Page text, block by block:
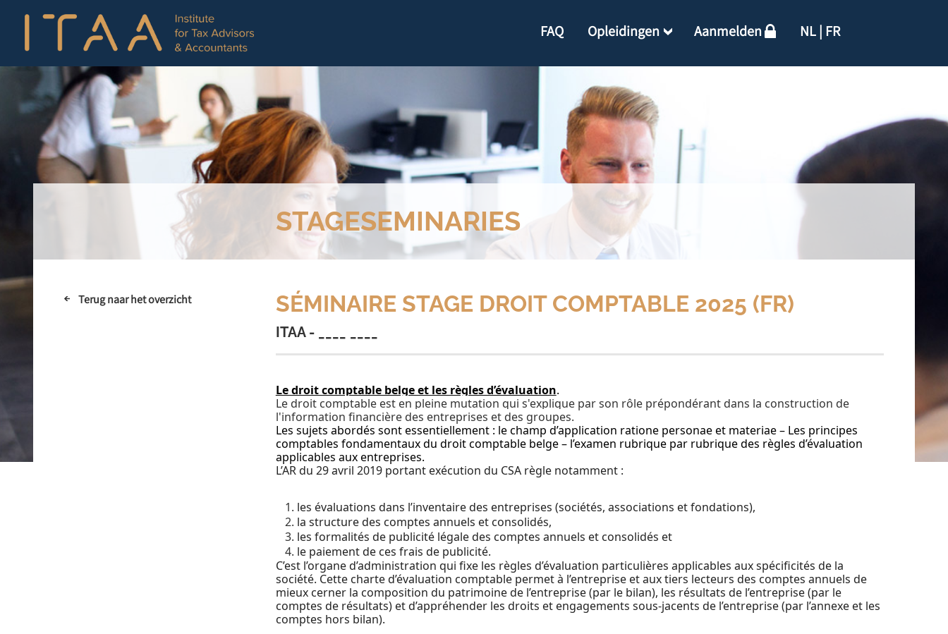
FAQ Opleidingen Aanmelden NL| FR
STAGESEMINARIES
Terug naar het overzicht SÉMINAIRE STAGE DROIT COMPTABLE 2025 (FR)
ITAA - ____ ____
Le droit comptable belge et les règles d’évaluation.
Le droit comptable est en pleine mutation qui s'explique par son rôle prépondérant dans la construction de
l'information financière des entreprises et des groupes.
Les sujets abordés sont essentiellement : le champ d’application ratione personae et materiae – Les principes
comptables fondamentaux du droit comptable belge – l’examen rubrique par rubrique des règles d’évaluation
applicables aux entreprises.
L’AR du 29 avril 2019 portant exécution du CSA règle notamment :
les évaluations dans l’inventaire des entreprises (sociétés, associations et fondations),
la structure des comptes annuels et consolidés,
les formalités de publicité légale des comptes annuels et consolidés et
le paiement de ces frais de publicité.
C’est l’organe d’administration qui fixe les règles d’évaluation particulières applicables aux spécificités de la
société. Cette charte d’évaluation comptable permet à l’entreprise et aux tiers lecteurs des comptes annuels de
mieux cerner la composition du patrimoine de l’entreprise (par le bilan), les résultats de l’entreprise (par le
comptes de résultats) et d’appréhender les droits et engagements sous-jacents de l’entreprise (par l’annexe et les
comptes hors bilan).